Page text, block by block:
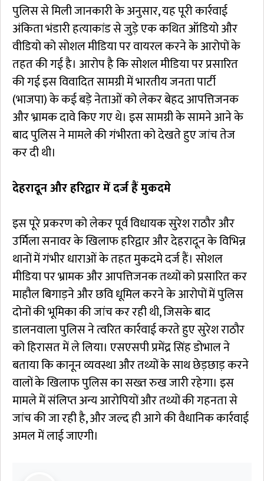
पुलिस से मिली जानकारी के अनुसार, यह पूरी कार्रवाई
अंकिता भंडारी हत्याकांड से जुड़े एक कथित ऑडियो और
वीडियो को सोशल मीडिया पर वायरल करने के आरोपों के
तहत की गई है। आरोप है कि सोशल मीडिया पर प्रसारित
की गई इस विवादित सामग्री में भारतीय जनता पार्टी
(भाजपा) के कई बड़े नेताओं को लेकर बेहद आपत्तिजनक
और भ्रामक दावे किए गए थे। इस सामग्री के सामने आने के
बाद पुलिस ने मामले की गंभीरता को देखते हुए जांच तेज
कर दी थी।
देहरादून और हरिद्वार में दर्ज हैं मुकदमे
इस पूरे प्रकरण को लेकर पूर्व विधायक सुरेश राठौर और
उर्मिला सनावर के खिलाफ हरिद्वार और देहरादून के विभिन्न
थानों में गंभीर धाराओं के तहत मुकदमे दर्ज हैं। सोशल
मीडिया पर भ्रामक और आपत्तिजनक तथ्यों को प्रसारित कर
माहौल बिगाड़ने और छवि धूमिल करने के आरोपों में पुलिस
दोनों की भूमिका की जांच कर रही थी, जिसके बाद
डालनवाला पुलिस ने त्वरित कार्रवाई करते हुए सुरेश राठौर
को हिरासत में ले लिया। एसएसपी प्रमेंद्र सिंह डोभाल ने
बताया कि कानून व्यवस्था और तथ्यों के साथ छेड़छाड़ करने
वालों के खिलाफ पुलिस का सख्त रुख जारी रहेगा। इस
मामले में संलिप्त अन्य आरोपियों और तथ्यों की गहनता से
जांच की जा रही है, और जल्द ही आगे की वैधानिक कार्रवाई
अमल में लाई जाएगी।